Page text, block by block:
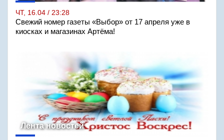
ЧТ, 16.04 / 23:28
Свежий номер газеты «Выбор» от 17 апреля уже в
киосках и магазинах Артёма!
Лента новостей